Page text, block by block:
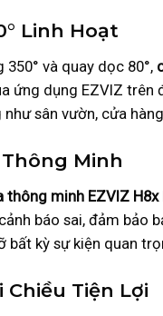
Linh Hoạt
và quay dọc 80°,
ứng dụng EZVIZ
sân vườn, cửa
Minh
thông minh EZVIZ H8x
báo sai, đảm bảo
bất kỳ sự kiện quan
Chiều Tiện Lợi